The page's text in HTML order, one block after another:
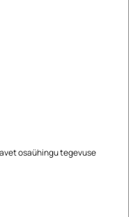
osaühingu tegevuse